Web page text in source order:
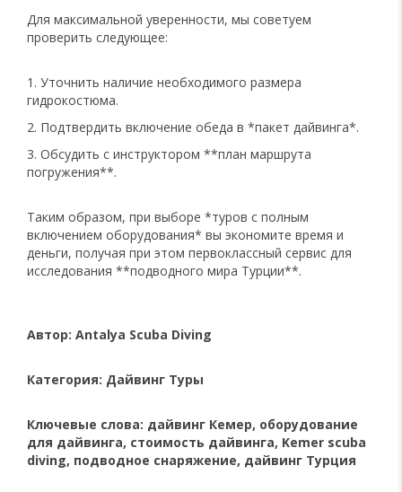
Для максимальной уверенности, мы советуем
проверить следующее:
Уточнить наличие необходимого размера
гидрокостюма.
Подтвердить включение обеда в *пакет дайвинга*.
Обсудить с инструктором **план маршрута
погружения**.
Таким образом, при выборе *туров с полным
включением оборудования* вы экономите время и
деньги, получая при этом первоклассный сервис для
исследования **подводного мира Турции**.
Автор: Antalya Scuba Diving
Категория: Дайвинг Туры
Ключевые слова: дайвинг Кемер, оборудование
для дайвинга, стоимость дайвинга, Kemer scuba
diving, подводное снаряжение, дайвинг Турция